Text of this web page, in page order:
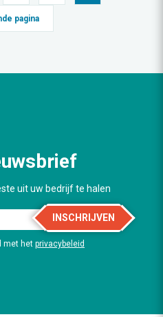
pagina
uit uw bedrijf te halen
INSCHRIJVEN
met het privacybeleid